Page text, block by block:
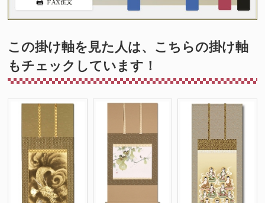
この掛け軸を見た人は、こちらの掛け軸
もチェックしています！